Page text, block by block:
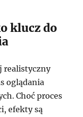
klucz do
realistyczny
oglądania
Choć proces
efekty są